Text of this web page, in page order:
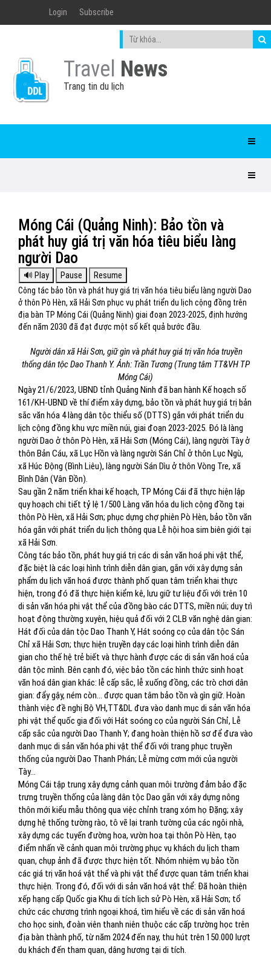
Login Subscribe
Travel News
Trang tin du lịch
Móng Cái (Quảng Ninh): Bảo tồn và
phát huy giá trị văn hóa tiêu biểu làng
người Dao
Công tác bảo tồn và phát huy giá trị văn hóa tiêu biểu làng người Dao
ở thôn Pò Hèn, xã Hải Sơn phục vụ phát triển du lịch cộng đồng trên
địa bàn TP Móng Cái (Quảng Ninh) giai đoạn 2023-2025, định hướng
đến năm 2030 đã đạt được một số kết quả bước đầu.
Người dân xã Hải Sơn, giữ gìn và phát huy giá trị văn hóa truyền
thống dân tộc Dao Thanh Y. Ảnh: Trần Tương (Trung tâm TT&VH TP
Móng Cái)
Ngày 21/6/2023, UBND tỉnh Quảng Ninh đã ban hành Kế hoạch số
161/KH-UBND về thí điểm xây dựng, bảo tồn và phát huy giá trị bản
sắc văn hóa 4 làng dân tộc thiểu số (DTTS) gắn với phát triển du
lịch cộng đồng khu vực miền núi, giai đoạn 2023-2025. Đó là làng
người Dao ở thôn Pò Hèn, xã Hải Sơn (Móng Cái), làng người Tày ở
thôn Bản Cáu, xã Lục Hồn và làng người Sán Chỉ ở thôn Lục Ngù,
xã Húc Động (Bình Liêu), làng người Sán Dìu ở thôn Vòng Tre, xã
Bình Dân (Vân Đồn).
Sau gần 2 năm triển khai kế hoạch, TP Móng Cái đã thực hiện lập
quy hoạch chi tiết tỷ lệ 1/500 Làng văn hóa du lịch cộng đồng tại
thôn Pò Hèn, xã Hải Sơn; phục dựng chợ phiên Pò Hèn, bảo tồn văn
hóa gắn với phát triển du lịch thông qua Lễ hội hoa sim biên giới tại
xã Hải Sơn.
Công tác bảo tồn, phát huy giá trị các di sản văn hoá phi vật thể,
đặc biệt là các loại hình trình diễn dân gian, gắn với xây dựng sản
phẩm du lịch văn hoá được thành phố quan tâm triển khai thực
hiện, trong đó đã thực hiện kiểm kê, lưu giữ tư liệu đối với trên 10
di sản văn hóa phi vật thể của đồng bào các DTTS, miền núi; duy trì
hoạt động thường xuyên, hiệu quả đối với 2 CLB văn nghệ dân gian:
Hát đối của dân tộc Dao Thanh Y, Hát soóng cọ của dân tộc Sán
Chỉ xã Hải Sơn; thực hiện truyền dạy các loại hình trình diễn dân
gian cho thế hệ trẻ biết và thực hành được các di sản văn hoá của
dân tộc mình. Bên cạnh đó, việc bảo tồn các hình thức sinh hoạt
văn hoá dân gian khác: lễ cấp sắc, lễ xuống đồng, các trò chơi dân
gian: đẩy gậy, ném còn… được quan tâm bảo tồn và gìn giữ. Hoàn
thành việc đề nghị Bộ VH,TT&DL đưa vào danh mục di sản văn hóa
phi vật thể quốc gia đối với Hát soóng cọ của người Sán Chỉ, Lễ
cấp sắc của người Dao Thanh Y; đang hoàn thiện hồ sơ để đưa vào
danh mục di sản văn hóa phi vật thể đối với trang phục truyền
thống của người Dao Thanh Phán; Lễ mừng cơm mới của người
Tày…
Móng Cái tập trung xây dựng cảnh quan môi trường đảm bảo đặc
trưng truyền thống của làng dân tộc Dao gắn với xây dựng nông
thôn mới kiểu mẫu thông qua việc chỉnh trang xóm họ Đặng; xây
dựng hệ thống tường rào, tô vẽ lại tranh tường của các ngôi nhà,
xây dựng các tuyến đường hoa, vườn hoa tại thôn Pò Hèn, tạo
điểm nhấn về cảnh quan môi trường phục vụ khách du lịch tham
quan, chụp ảnh đã được thực hiện tốt. Nhóm nhiệm vụ bảo tồn
các giá trị văn hoá vật thể và phi vật thể được quan tâm triển khai
thực hiện. Trong đó, đối với di sản văn hoá vật thể: Đã hoàn thiện
xếp hạng cấp Quốc gia Khu di tích lịch sử Pò Hèn, xã Hải Sơn; tổ
chức các chương trình ngoại khoá, tìm hiểu về các di sản văn hoá
cho học sinh, đoàn viên thanh niên thuộc các cấp trường học trên
địa bàn thành phố, từ năm 2024 đến nay, thu hút trên 150.000 lượt
du khách đến tham quan, dâng hương tại di tích.